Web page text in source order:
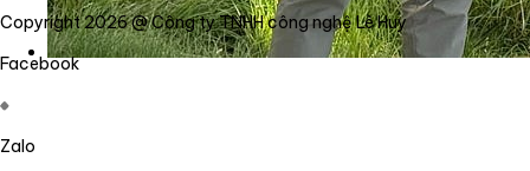
Copyright 2026 @ Công ty TNHH công nghệ Lê Huy
Facebook
Zalo